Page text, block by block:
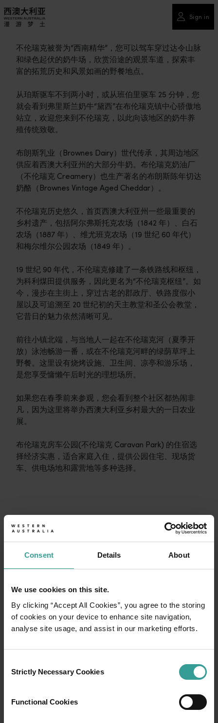
Consent Details About
We use cookies on this site.
By clicking “Accept All Cookies”, you agree to the storing
of cookies on your device to enhance site navigation,
analyse site usage, and assist in our marketing efforts.
Selection
Strictly Necessary Cookies
Functional Cookies
Sign in
不伦瑞克被誉为“西南精华”，您可以驾车穿过达令山脉
和绿色起伏的奶牛场，欣赏沿途的观景车道，探索丰
富的拓荒历史和风景如画的野餐地点。
从珀斯驱车不到两小时，或从班伯里驱车 25 分钟，您
就会看到弗里斯兰奶牛“黛西”在布伦瑞克镇中心骄傲地
站立，欢迎您来到不伦瑞克，以此向该地区的奶牛养
殖传统致敬。
布朗斯乳业（Brownes Dairy）世代传承，其周边地区
供应着西澳大利亚州的大部分牛奶。布伦瑞克奶油厂
（不伦瑞克 Creamery）也生产著名的布朗斯陈年切达
奶酪（Brownes Vintage Aged Cheddar）。
不伦瑞克历史悠久，首页西澳大利亚州一些最重要的
乡村遗产，包括阿尔弗斯托克农场（1842 年）、白石
农场（1887 年）、维尤班克农场（19 世纪 60 年代）
和梅尔维尔公园农场（1849 年）。
19 世纪 90 年代，不伦瑞克修建了一条铁路线和枢纽，
为科利煤田提供服务，因此更名为“不伦瑞克枢纽”。如
今，漫步在主街上，穿过古老的郡政厅、铁路度假小
屋以及可追溯至 20 世纪初的天主教堂和圣公会教堂，
它昔日的魅力依然清晰可见。
前往小镇北端，与当地人一起在不伦瑞克河（夏季开
放）泳池畅游一番，或在不伦瑞克河畔的绿荫草坪上
野餐。这里设有烧烤设施、卫生间、凉亭和游乐场，
是您享受慵懒午后时光的理想场所。
如果您在春季前来参观，您会看到整个社区都热闹非
凡，因为这里将举办西澳大利亚乡村最大的一日农业
展。
布伦瑞克房车公园(不伦瑞克 Caravan Park) 的住宿选
择经济实惠，适合家庭入住，提供公园住宅、现场货
车、供电场地和露营地等多种选择。
<p>在穿越西澳大利亚迷人风景的史诗级旅途中体验公路自驾
旅行故事
<p>准备好探索了？请看看这些来自西澳大利亚州各地的冒险
开始规划